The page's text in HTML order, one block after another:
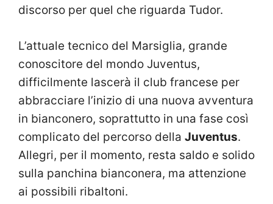
discorso per quel che riguarda Tudor.
L’attuale tecnico del Marsiglia, grande
conoscitore del mondo Juventus,
difficilmente lascerà il club francese per
abbracciare l’inizio di una nuova avventura
in bianconero, soprattutto in una fase così
complicato del percorso della Juventus.
Allegri, per il momento, resta saldo e solido
sulla panchina bianconera, ma attenzione
ai possibili ribaltoni.